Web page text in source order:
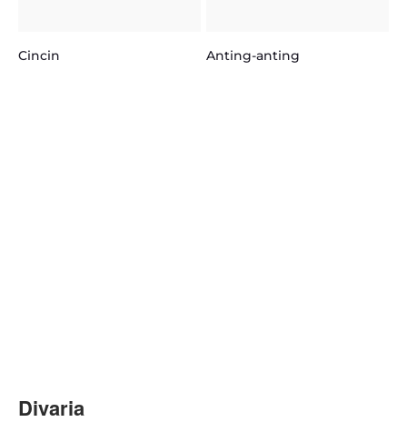
Cincin Anting-anting
Divaria